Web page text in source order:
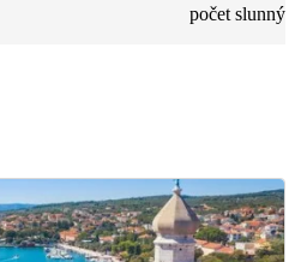
počet